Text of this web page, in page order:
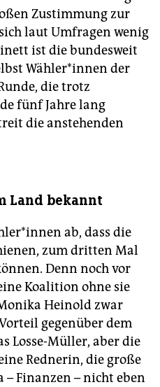
Zustimmung zur
laut Umfragen wenig
ist die bundesweit
Wäh­le­r*in­nen der
die trotz
fünf Jahre lang
die anstehenden
Land bekannt
ab, dass die
zum dritten Mal
Denn noch vor
Koalition ohne sie
Heinold zwar
gegenüber dem
Losse-Müller, aber die
Rednerin, die große
– Finanzen – nicht eben